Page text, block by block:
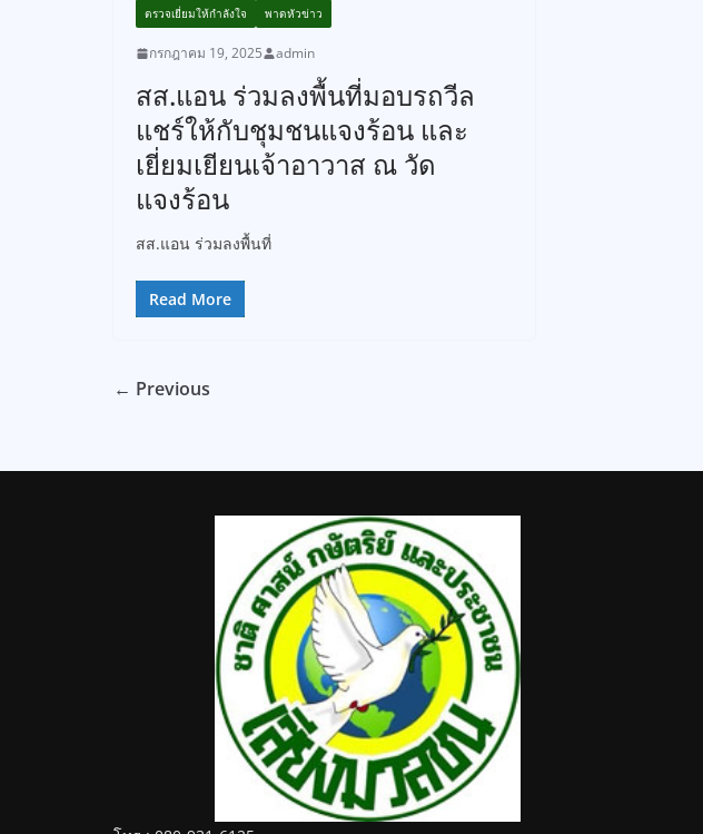
ตรวจเยี่ยมให้กำลังใจ พาดหัวข่าว
กรกฎาคม 19, 2025 admin
สส.แอน ร่วมลงพื้นที่มอบรถวีล
แชร์ให้กับชุมชนแจงร้อน และ
เยี่ยมเยียนเจ้าอาวาส ณ วัด
แจงร้อน
สส.แอน ร่วมลงพื้นที่
Read More
← Previous